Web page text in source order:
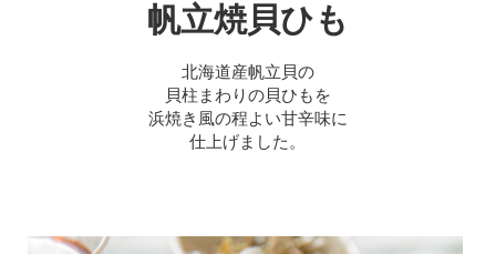
帆立焼貝ひも
北海道産帆立貝の
貝柱まわりの貝ひもを
浜焼き風の程よい甘辛味に
仕上げました。